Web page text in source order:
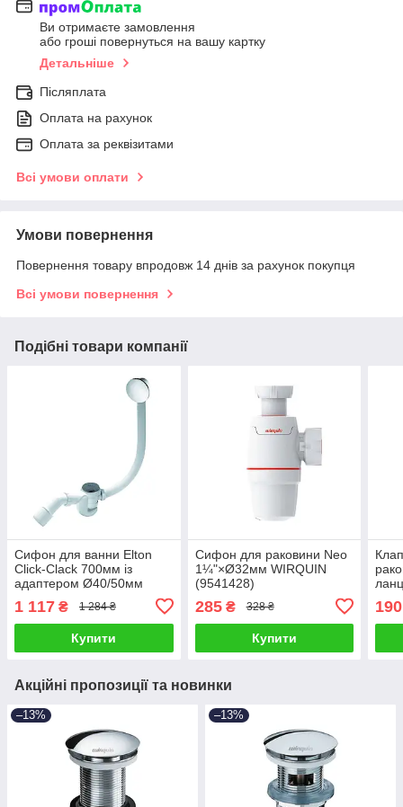
Ви отримаєте замовлення
або гроші повернуться на вашу картку
Детальніше
Післяплата
Оплата на рахунок
Оплата за реквізитами
Всі умови оплати
Умови повернення
Повернення товару впродовж 14 днів за рахунок покупця
Всі умови повернення
Подібні товари компанії
Сифон для ванни Elton
Click-Clack 700мм із
адаптером Ø40/50мм
1 117 ₴ 1 284 ₴
Купити
Сифон для раковини Neo
1¼"×Ø32мм WIRQUIN
(9541428)
285₴ 328 ₴
Купити
190
Акційні пропозиції та новинки
–13% –13%